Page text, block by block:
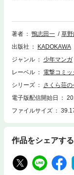
祭の出し物のためのイ
著者 鴨志田一 草野
出版社
KADOKAWA
ジャンル
少年マンガ
レーベル
電撃コミッ
シリーズ
さくら荘
電子版配信開始日
ファイルサイズ
作品をシェアする